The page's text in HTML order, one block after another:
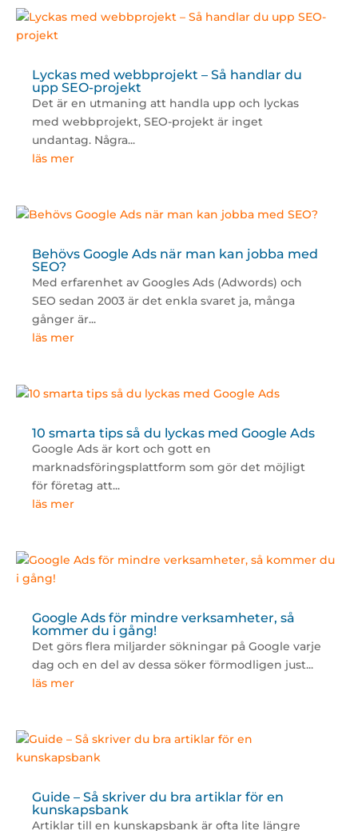
Lyckas med webbprojekt – Så handlar du
upp SEO-projekt
Det är en utmaning att handla upp och lyckas
med webbprojekt, SEO-projekt är inget
undantag. Några...
läs mer
Behövs Google Ads när man kan jobba med
SEO?
Med erfarenhet av Googles Ads (Adwords) och
SEO sedan 2003 är det enkla svaret ja, många
gånger är...
läs mer
10 smarta tips så du lyckas med Google Ads
Google Ads är kort och gott en
marknadsföringsplattform som gör det möjligt
för företag att...
läs mer
Google Ads för mindre verksamheter, så
kommer du i gång!
Det görs flera miljarder sökningar på Google varje
dag och en del av dessa söker förmodligen just...
läs mer
Guide – Så skriver du bra artiklar för en
kunskapsbank
Artiklar till en kunskapsbank är ofta lite längre